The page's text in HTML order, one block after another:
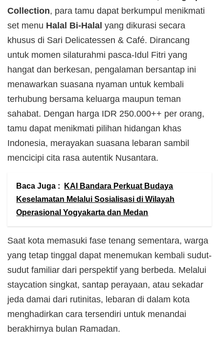
Collection, para tamu dapat berkumpul menikmati
set menu Halal Bi-Halal yang dikurasi secara
khusus di Sari Delicatessen & Café. Dirancang
untuk momen silaturahmi pasca-Idul Fitri yang
hangat dan berkesan, pengalaman bersantap ini
menawarkan suasana nyaman untuk kembali
terhubung bersama keluarga maupun teman
sahabat. Dengan harga IDR 250.000++ per orang,
tamu dapat menikmati pilihan hidangan khas
Indonesia, merayakan suasana lebaran sambil
mencicipi cita rasa autentik Nusantara.
Baca Juga :
KAI Bandara Perkuat Budaya
Keselamatan Melalui Sosialisasi di Wilayah
Operasional Yogyakarta dan Medan
Saat kota memasuki fase tenang sementara, warga
yang tetap tinggal dapat menemukan kembali sudut-
sudut familiar dari perspektif yang berbeda. Melalui
staycation singkat, santap perayaan, atau sekadar
jeda damai dari rutinitas, lebaran di dalam kota
menghadirkan cara tersendiri untuk menandai
berakhirnya bulan Ramadan.